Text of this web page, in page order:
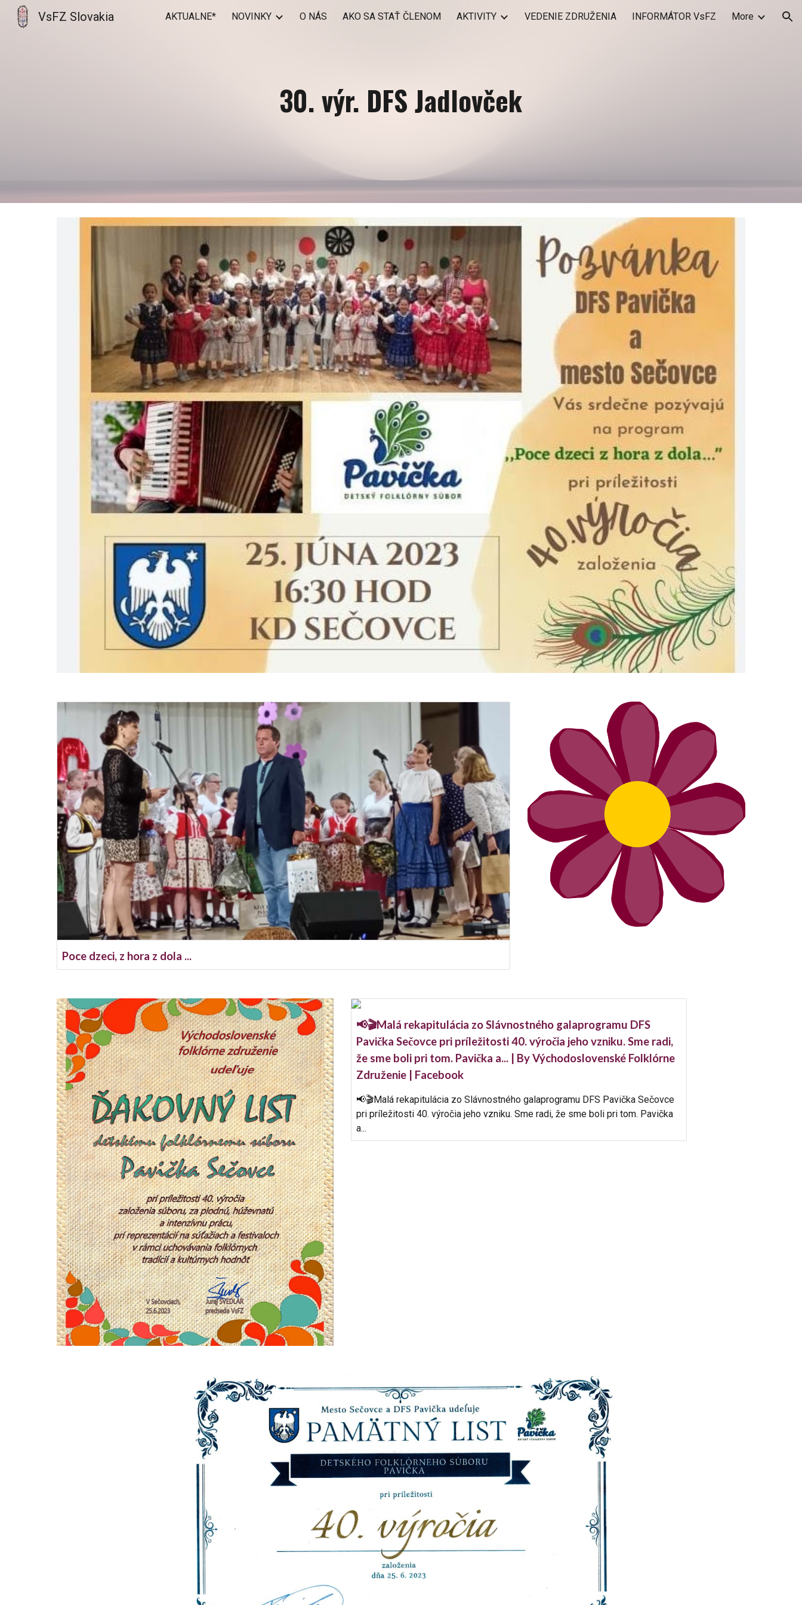
Skip to main content Skip to navigation
VsFZ Slovakia AKTUALNE* NOVINKY O NÁS AKO SA STAŤ ČLENOM AKTIVITY VEDENIE ZDRUŽENIA INFORMÁTOR VsFZ More
30. výr. DFS Jadlovček
Poce dzeci, z hora z dola ...
📢🎬Malá rekapitulácia zo Slávnostného galaprogramu DFS
Pavička Sečovce pri príležitosti 40. výročia jeho vzniku. Sme radi,
že sme boli pri tom. Pavička a... | By Východoslovenské Folklórne
Združenie | Facebook
📢🎬Malá rekapitulácia zo Slávnostného galaprogramu DFS Pavička Sečovce
pri príležitosti 40. výročia jeho vzniku. Sme radi, že sme boli pri tom. Pavička
a...